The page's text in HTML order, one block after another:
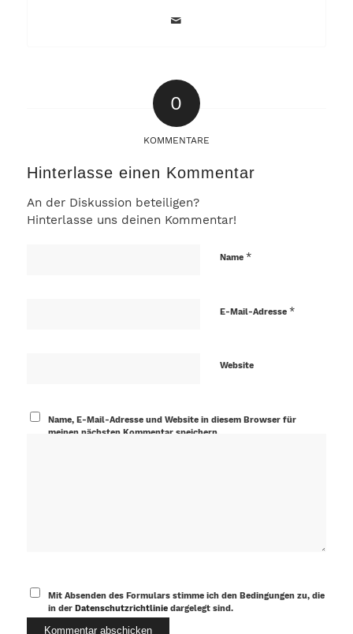
0
KOMMENTARE
Hinterlasse einen Kommentar
An der Diskussion beteiligen?
Hinterlasse uns deinen Kommentar!
Name *
E-Mail-Adresse *
Website
Name, E-Mail-Adresse und Website in diesem Browser für
meinen nächsten Kommentar speichern.
Mit Absenden des Formulars stimme ich den Bedingungen zu, die
in der Datenschutzrichtliniedargelegt sind.